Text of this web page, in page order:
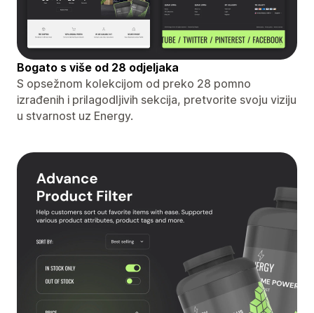
Bogato s više od 28 odjeljaka
S opsežnom kolekcijom od preko 28 pomno
izrađenih i prilagodljivih sekcija, pretvorite svoju viziju
u stvarnost uz Energy.